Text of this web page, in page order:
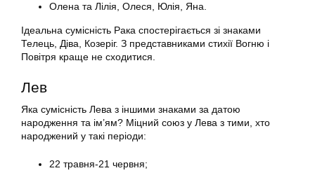
Олена та Лілія, Олеся, Юлія, Яна.
Ідеальна сумісність Рака спостерігається зі знаками
Телець, Діва, Козеріг. З представниками стихії Вогню і
Повітря краще не сходитися.
Лев
Яка сумісність Лева з іншими знаками за датою
народження та ім’ям? Міцний союз у Лева з тими, хто
народжений у такі періоди:
22 травня-21 червня;